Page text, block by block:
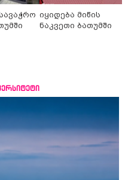
იყიდება მიწის
ნაკვეთი ბათუმში